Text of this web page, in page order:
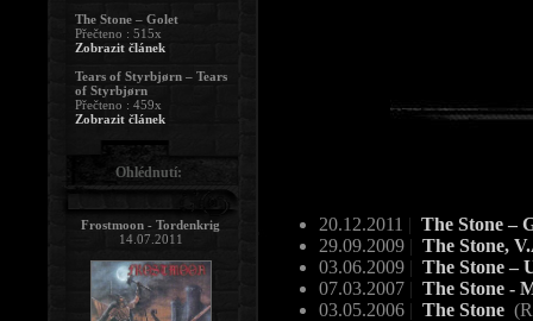
20.12.2011 | The Stone –
29.09.2009 | The Stone,
03.06.2009 | The Stone –
07.03.2007 | The Stone -
03.05.2006 | The Stone
The Stone – Golet
Přečteno : 515x
Zobrazit článek
Tears of Styrbjørn – Tears
of Styrbjørn
Přečteno : 459x
Zobrazit článek
Ohlédnutí:
Frostmoon - Tordenkrig
14.07.2011